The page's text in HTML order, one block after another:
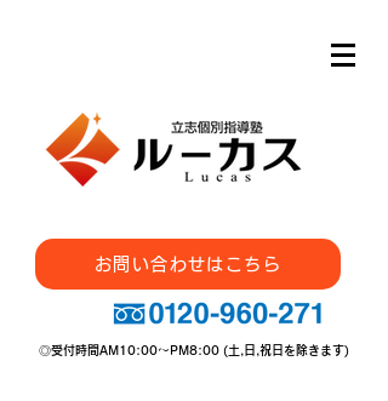
お問い合わせはこちら
◎受付時間AM10:00～PM8:00 (土,日,祝日を除きます)